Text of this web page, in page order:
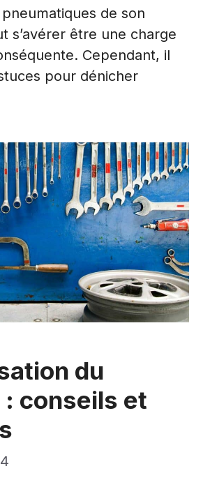
de son
s’avérer être une charge
Cependant, il
pour dénicher
du
: conseils et